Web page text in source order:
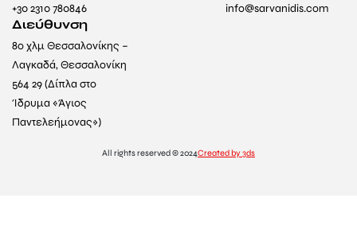
All rights reserved © 2024Created by 3ds
+30 2310 780846 info@sarvanidis.com
Διεύθυνση
8ο χλμ Θεσσαλονίκης –
Λαγκαδά, Θεσσαλονίκη
564 29 (Δίπλα στο
Ίδρυμα «Άγιος
Παντελεήμονας»)